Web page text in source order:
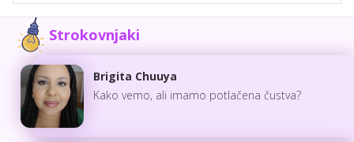
Strokovnjaki
Brigita Chuuya
Kako vemo, ali imamo potlačena čustva?